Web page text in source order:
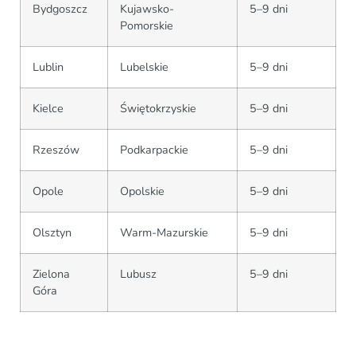
Bydgoszcz
Kujawsko-
Pomorskie
5–9 dni
Lublin Lubelskie 5–9 dni
Kielce Świętokrzyskie 5–9 dni
Rzeszów Podkarpackie 5–9 dni
Opole Opolskie 5–9 dni
Olsztyn Warm-Mazurskie 5–9 dni
Zielona
Góra
Lubusz 5–9 dni